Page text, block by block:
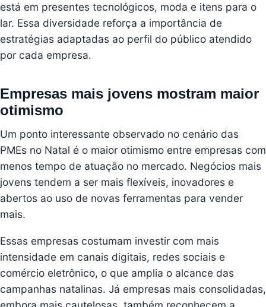
está em presentes tecnológicos, moda e itens para o
lar. Essa diversidade reforça a importância de
estratégias adaptadas ao perfil do público atendido
por cada empresa.
Empresas mais jovens mostram maior
otimismo
Um ponto interessante observado no cenário das
PMEs no Natal é o maior otimismo entre empresas com
menos tempo de atuação no mercado. Negócios mais
jovens tendem a ser mais flexíveis, inovadores e
abertos ao uso de novas ferramentas para vender
mais.
Essas empresas costumam investir com mais
intensidade em canais digitais, redes sociais e
comércio eletrônico, o que amplia o alcance das
campanhas natalinas. Já empresas mais consolidadas,